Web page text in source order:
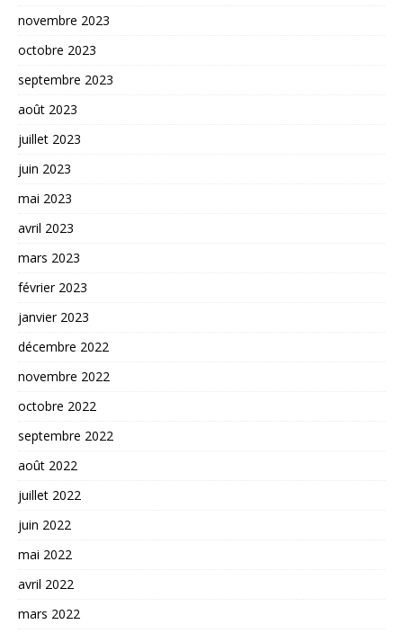
novembre 2023
octobre 2023
septembre 2023
août 2023
juillet 2023
juin 2023
mai 2023
avril 2023
mars 2023
février 2023
janvier 2023
décembre 2022
novembre 2022
octobre 2022
septembre 2022
août 2022
juillet 2022
juin 2022
mai 2022
avril 2022
mars 2022